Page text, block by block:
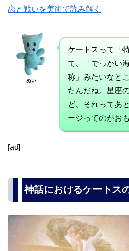
恋と戦いを美術で読み解く
ぬい
ケートスって「
て、「でっかい
称」みたいなと
たんだね。星座
ど、それってあ
ージってのがお
[ad]
神話におけるケートス